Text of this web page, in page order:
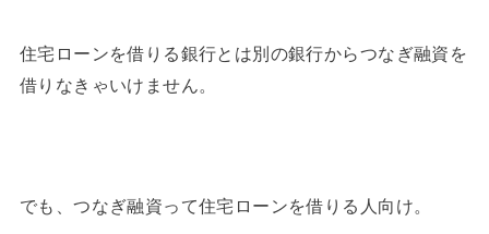
住宅ローンを借りる銀行とは別の銀行からつなぎ融資を
借りなきゃいけません。
でも、つなぎ融資って住宅ローンを借りる人向け。